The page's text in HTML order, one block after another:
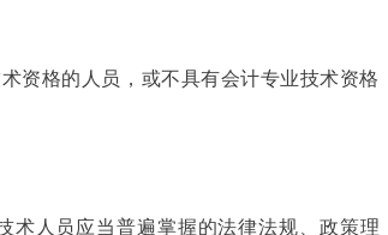
资格的人员，或不具有会计专业技术资格
术人员应当普遍掌握的法律法规 、政策理